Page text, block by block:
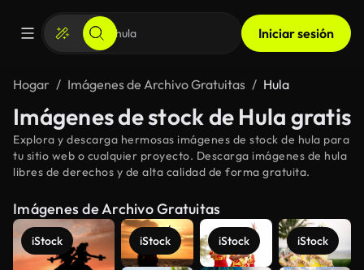
Iniciar sesión
Hogar Imágenes de Archivo Gratuitas Hula
Imágenes de stock de Hula gratis
Explora y descarga hermosas imágenes de stock de hula para
tu sitio web o cualquier proyecto. Descarga imágenes de hula
libres de derechos y de alta calidad de forma gratuita.
Imágenes de Archivo Gratuitas
iStock iStock iStock iStock